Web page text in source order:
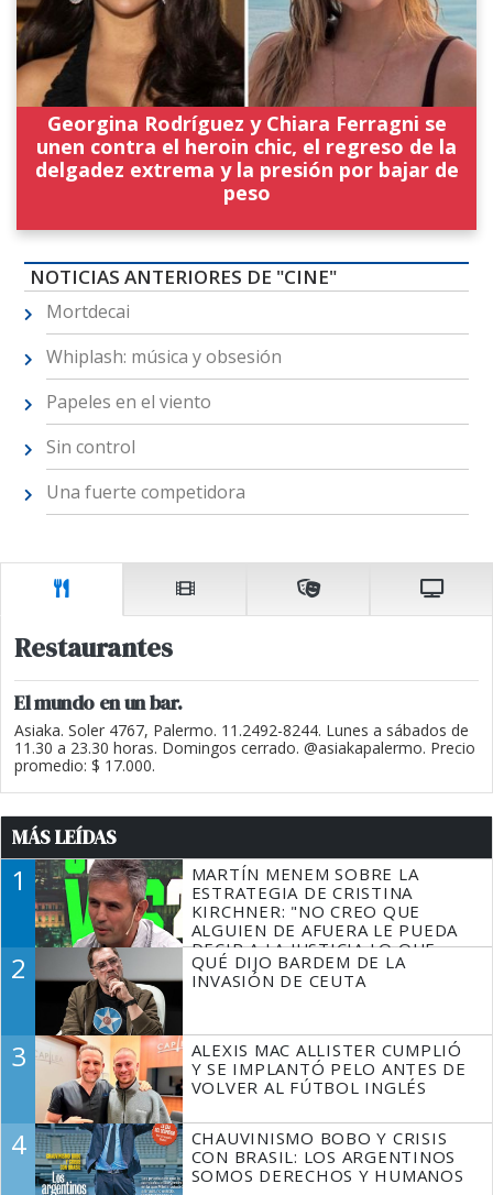
Georgina Rodríguez y Chiara Ferragni se
unen contra el heroin chic, el regreso de la
delgadez extrema y la presión por bajar de
peso
NOTICIAS ANTERIORES DE "CINE"
Mortdecai
Whiplash: música y obsesión
Papeles en el viento
Sin control
Una fuerte competidora
Restaurantes
El mundo en un bar.
Asiaka. Soler 4767, Palermo. 11.2492-8244. Lunes a sábados de
11.30 a 23.30 horas. Domingos cerrado. @asiakapalermo. Precio
promedio: $ 17.000.
MÁS LEÍDAS
1
MARTÍN MENEM SOBRE LA
ESTRATEGIA DE CRISTINA
KIRCHNER: "NO CREO QUE
ALGUIEN DE AFUERA LE PUEDA
DECIR A LA JUSTICIA LO QUE
TIENE QUE HACER"
2
QUÉ DIJO BARDEM DE LA
INVASIÓN DE CEUTA
3
ALEXIS MAC ALLISTER CUMPLIÓ
Y SE IMPLANTÓ PELO ANTES DE
VOLVER AL FÚTBOL INGLÉS
4
CHAUVINISMO BOBO Y CRISIS
CON BRASIL: LOS ARGENTINOS
SOMOS DERECHOS Y HUMANOS